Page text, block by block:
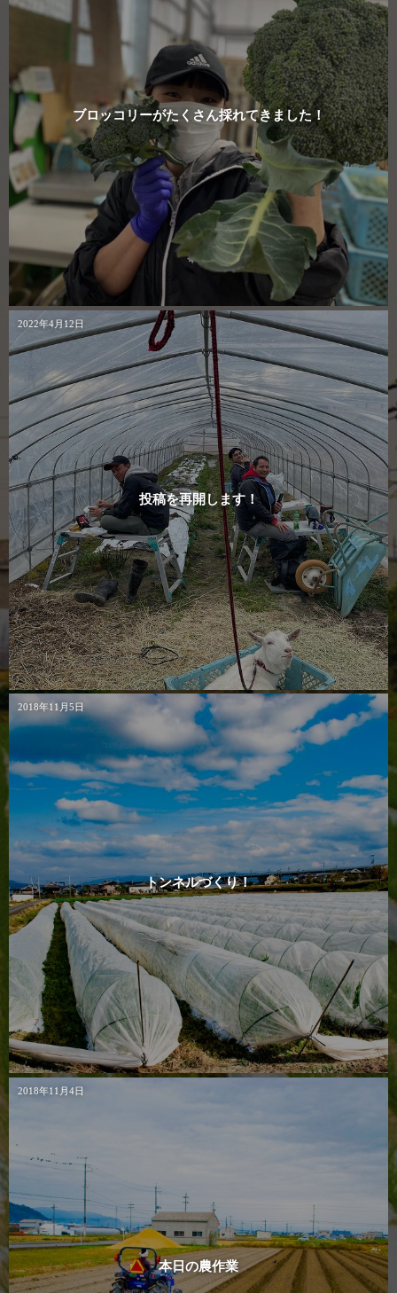
ブロッコリーがたくさん採れてきました！
2022年4月12日
投稿を再開します！
2018年11月5日
トンネルづくり！
2018年11月4日
本日の農作業